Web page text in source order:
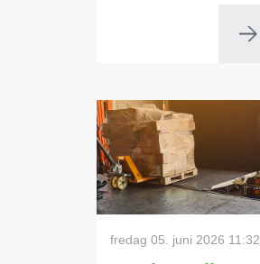
fredag 05. juni 2026 11:32